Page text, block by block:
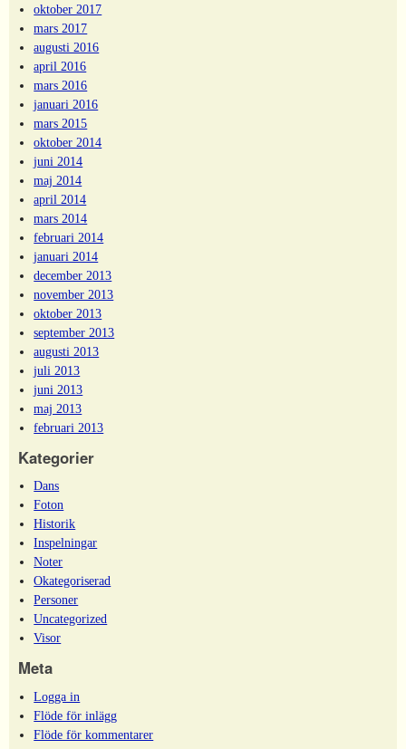
oktober 2017
mars 2017
augusti 2016
april 2016
mars 2016
januari 2016
mars 2015
oktober 2014
juni 2014
maj 2014
april 2014
mars 2014
februari 2014
januari 2014
december 2013
november 2013
oktober 2013
september 2013
augusti 2013
juli 2013
juni 2013
maj 2013
februari 2013
Kategorier
Dans
Foton
Historik
Inspelningar
Noter
Okategoriserad
Personer
Uncategorized
Visor
Meta
Logga in
Flöde för inlägg
Flöde för kommentarer